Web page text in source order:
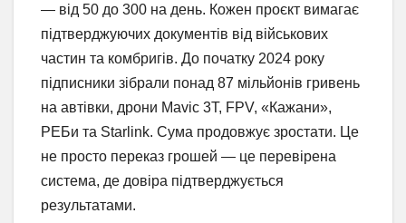
— від 50 до 300 на день. Кожен проєкт вимагає
підтверджуючих документів від військових
частин та комбригів. До початку 2024 року
підписники зібрали понад 87 мільйонів гривень
на автівки, дрони Mavic 3T, FPV, «Кажани»,
РЕБи та Starlink. Сума продовжує зростати. Це
не просто переказ грошей — це перевірена
система, де довіра підтверджується
результатами.